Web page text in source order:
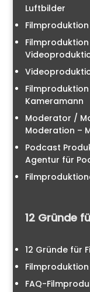
Luftbilder
Kameramann
Moderator /
Moderation –
Podcast
Agentur für
12 Gründe
12 Gründe für
FAQ-